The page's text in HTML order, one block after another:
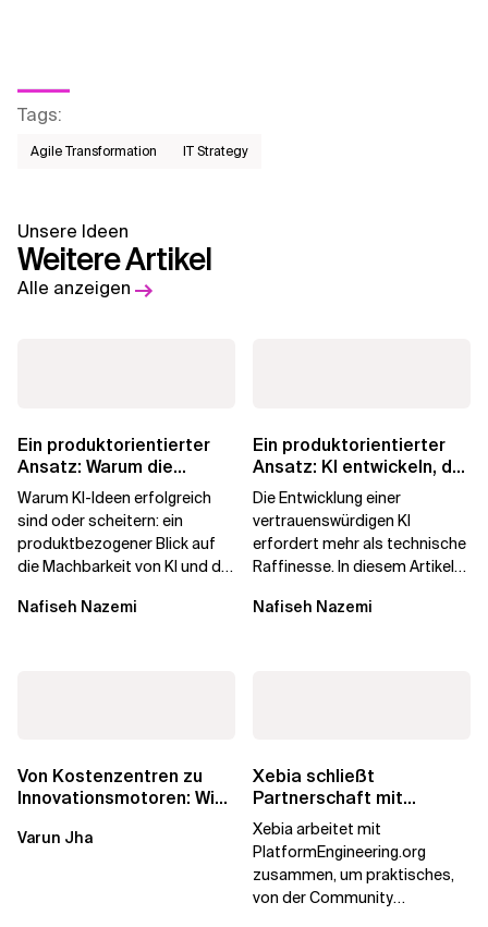
Tags:
Agile Transformation IT Strategy
Unsere Ideen
Weitere Artikel
Alle anzeigen
Ein produktorientierter
Ansatz: Warum die
Machbarkeit von KI
darüber...
Warum KI-Ideen erfolgreich
sind oder scheitern: ein
produktbezogener Blick auf
die Machbarkeit von KI und die
verarbeiten, und...
Nafiseh Nazemi
Ein produktorientierter
Ansatz: KI entwickeln, der
die Menschen vertrauen
Die Entwicklung einer
vertrauenswürdigen KI
erfordert mehr als technische
Raffinesse. In diesem Artikel
Begehrlichkeit von KI...
Nafiseh Nazemi
Von Kostenzentren zu
Innovationsmotoren: Wie
umgeschrieben...
Varun Jha
Xebia schließt
Partnerschaft mit
PlatformEngineering.org
Xebia arbeitet mit
PlatformEngineering.org
zusammen, um praktisches,
von der Community